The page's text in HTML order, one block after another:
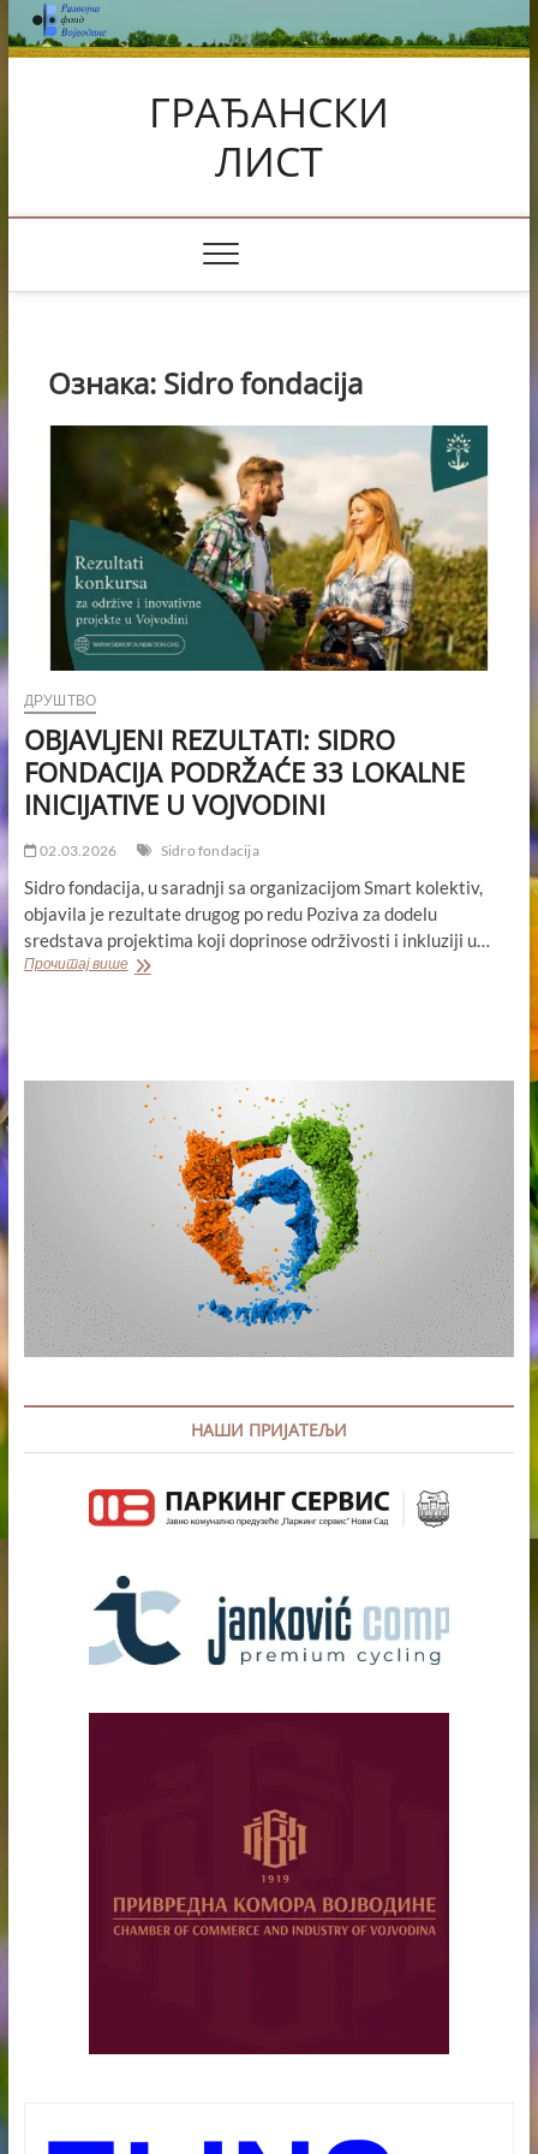
Skip
to
content
ГРАЂАНСКИ
ЛИСТ
Ознака: Sidro fondacija
ДРУШТВО
OBJAVLJENI REZULTATI: SIDRO
FONDACIJA PODRŽAĆE 33 LOKALNE
INICIJATIVE U VOJVODINI
02.03.2026 Sidro fondacija
Sidro fondacija, u saradnji sa organizacijom Smart kolektiv,
objavila je rezultate drugog po redu Poziva za dodelu
sredstava projektima koji doprinose održivosti i inkluziji u…
Прочитај вишеOBJAVLJENI
LOKALNE
INICIJATIVE
VOJVODINI
НАШИ ПРИЈАТЕЉИ